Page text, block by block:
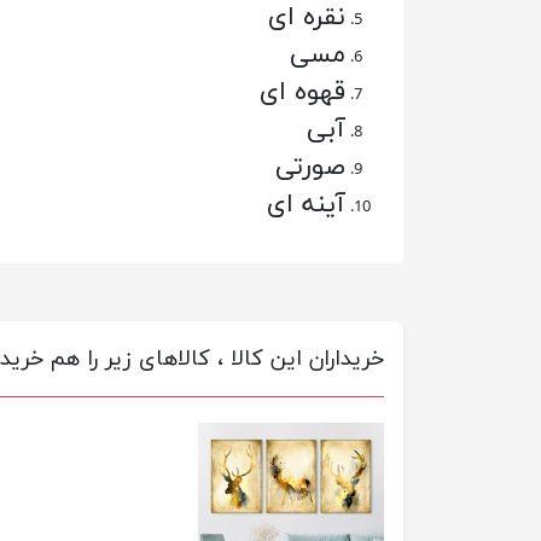
نقره ای
مسی
قهوه ای
آبی
صورتی
آینه ای
خریداران این کالا ، کالاهای زیر را هم